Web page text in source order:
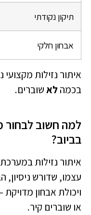
תיקון נקודתי
אבחון חלקי
איתור נזילות
בכמה לאשוברים.
למה חשוב
בביוב?
איתור נזילות
עצמו, שדורש ניסיון,
ויכולת אבחון
או שוברים קיר.